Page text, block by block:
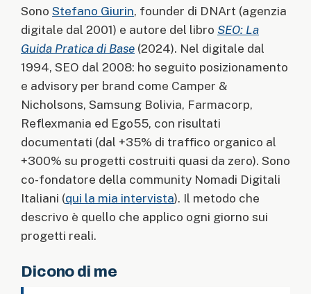
Sono Stefano Giurin, founder di DNArt (agenzia
digitale dal 2001) e autore del libro SEO: La
Guida Pratica di Base (2024). Nel digitale dal
1994, SEO dal 2008: ho seguito posizionamento
e advisory per brand come Camper &
Nicholsons, Samsung Bolivia, Farmacorp,
Reflexmania ed Ego55, con risultati
documentati (dal +35% di traffico organico al
+300% su progetti costruiti quasi da zero). Sono
co-fondatore della community Nomadi Digitali
Italiani (qui la mia intervista). Il metodo che
descrivo è quello che applico ogni giorno sui
progetti reali.
Dicono di me